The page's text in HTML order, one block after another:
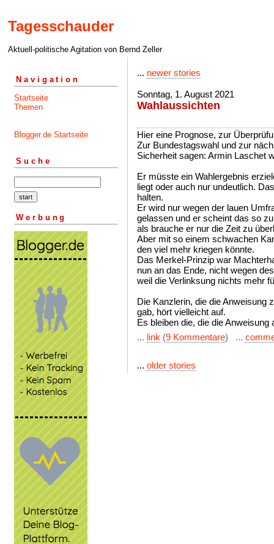
Tagesschauder
Aktuell-politische Agitation von Bernd Zeller
Navigation
Startseite
Themen
Blogger.de Startseite
Suche
Werbung
... newer stories
Sonntag, 1. August 2021
Wahlaussichten
Hier eine Prognose, zur
Zur Bundestagswahl und zur
Sicherheit sagen: Armin Laschet
Er müsste ein Wahlergebnis
liegt oder auch nur undeutlich.
halten.
Er wird nur wegen der lauen
gelassen und er scheint das so
als brauche er nur die Zeit zu
Aber mit so einem schwachen
den viel mehr kriegen könnte.
Das Merkel-Prinzip war
nun an das Ende, nicht wegen
weil die Verlinksung nichts mehr
Die Kanzlerin, die die Anweisung
gab, hört vielleicht auf.
Es bleiben die, die die Anweisung
... link (9 Kommentare) ...
... older stories